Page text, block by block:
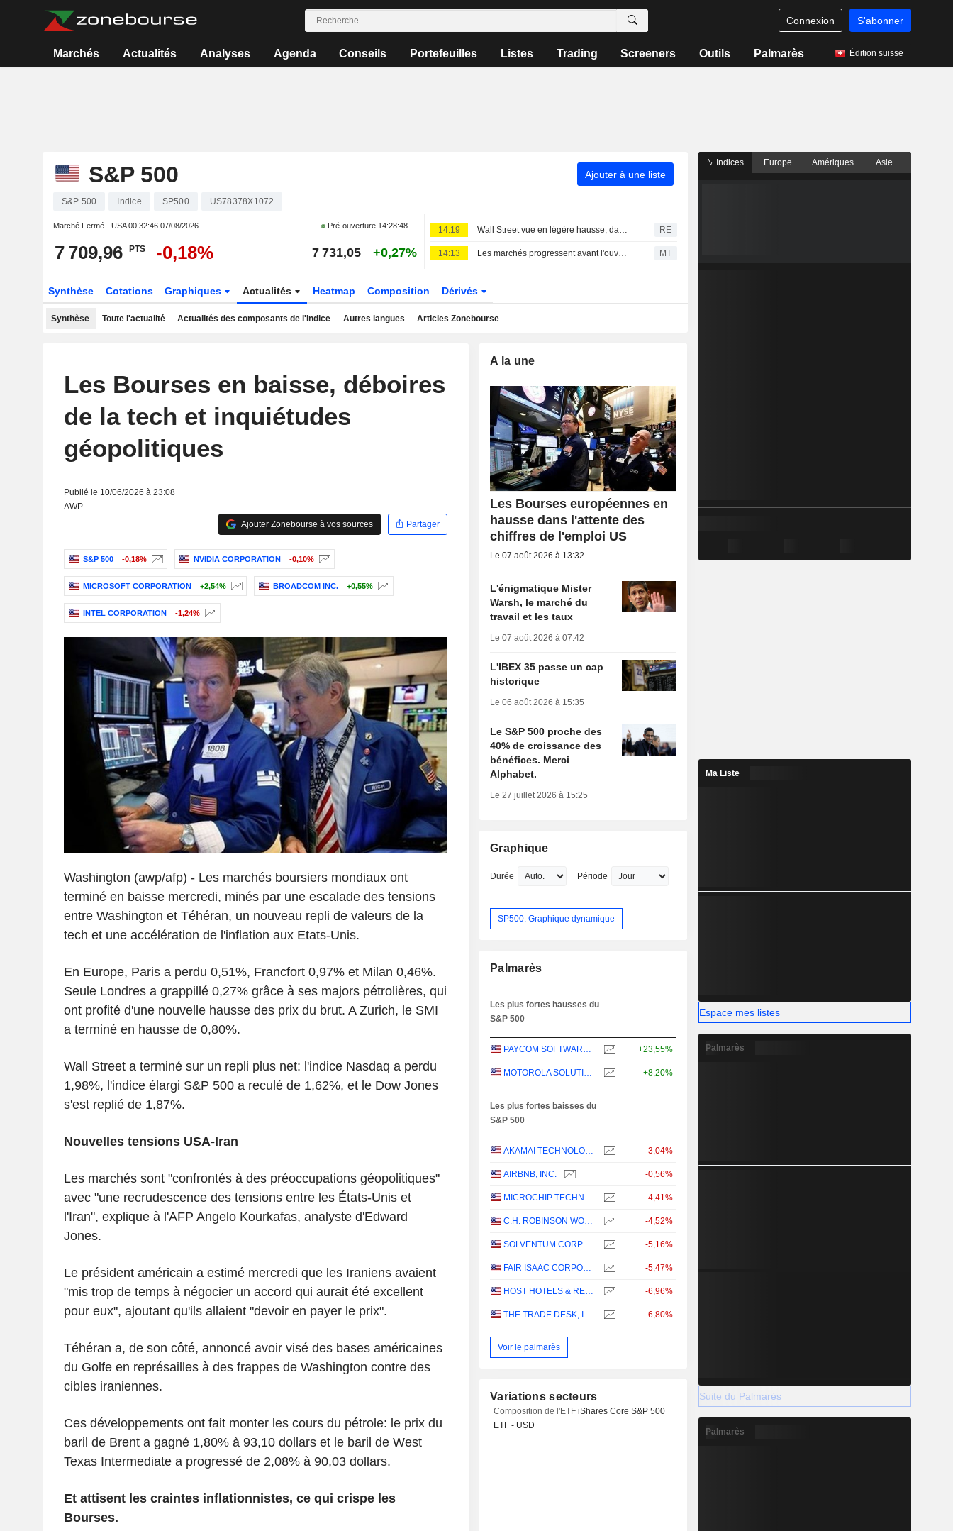
Connexion S'abonner
Marchés Actualités Analyses Agenda Conseils Portefeuilles Listes Trading Screeners Outils Palmarès Édition suisse
S&P 500 Ajouter à une liste
S&P 500 Indice SP500 US78378X1072
Marché Fermé - USA00:32:46 07/08/2026 Pré-ouverture 14:28:48
7 709,96 PTS -0,18% 7 731,05 +0,27%
14:19 Wall Street vue en légère hausse, dans l'attente du rapport sur l'emploi RE
14:13 Les marchés progressent avant l'ouverture dans l'attente du rapport sur l'emploi ; les investisseurs évaluent le projet iranien pour le détroit d'Ormuz MT
Synthèse Cotations Graphiques Actualités Heatmap Composition Dérivés
Synthèse Toute l'actualité Actualités des composants de l'indice Autres langues Articles Zonebourse
Les Bourses en baisse, déboires
de la tech et inquiétudes
géopolitiques
Publié le 10/06/2026 à 23:08
AWP
Ajouter Zonebourse à vos sources
Partager
S&P 500 -0,18% NVIDIA CORPORATION -0,10%
MICROSOFT CORPORATION +2,54% BROADCOM INC. +0,55%
INTEL CORPORATION -1,24%
Washington (awp/afp) - Les marchés boursiers mondiaux ont
terminé en baisse mercredi, minés par une escalade des tensions
entre Washington et Téhéran, un nouveau repli de valeurs de la
tech et une accélération de l'inflation aux Etats-Unis.
En Europe, Paris a perdu 0,51%, Francfort 0,97% et Milan 0,46%.
Seule Londres a grappillé 0,27% grâce à ses majors pétrolières, qui
ont profité d'une nouvelle hausse des prix du brut. A Zurich, le SMI
a terminé en hausse de 0,80%.
Wall Street a terminé sur un repli plus net: l'indice Nasdaq a perdu
1,98%, l'indice élargi S&P 500 a reculé de 1,62%, et le Dow Jones
s'est replié de 1,87%.
Nouvelles tensions USA-Iran
Les marchés sont "confrontés à des préoccupations géopolitiques"
avec "une recrudescence des tensions entre les États-Unis et
l'Iran", explique à l'AFP Angelo Kourkafas, analyste d'Edward
Jones.
Le président américain a estimé mercredi que les Iraniens avaient
"mis trop de temps à négocier un accord qui aurait été excellent
pour eux", ajoutant qu'ils allaient "devoir en payer le prix".
Téhéran a, de son côté, annoncé avoir visé des bases américaines
du Golfe en représailles à des frappes de Washington contre des
cibles iraniennes.
Ces développements ont fait monter les cours du pétrole: le prix du
baril de Brent a gagné 1,80% à 93,10 dollars et le baril de West
Texas Intermediate a progressé de 2,08% à 90,03 dollars.
Et attisent les craintes inflationnistes, ce qui crispe les
Bourses.
A la une
Les Bourses européennes en
hausse dans l'attente des
chiffres de l'emploi US
Le 07 août 2026 à 13:32
L'énigmatique Mister
Warsh, le marché du
travail et les taux
Le 07 août 2026 à 07:42
L'IBEX 35 passe un cap
historique
Le 06 août 2026 à 15:35
Le S&P 500 proche des
40% de croissance des
bénéfices. Merci
Alphabet.
Le 27 juillet 2026 à 15:25
Graphique
Durée Période
SP500: Graphique dynamique
Palmarès
Les plus fortes hausses du
S&P 500
PAYCOM SOFTWARE, INC. +23,55%
MOTOROLA SOLUTIONS, INC. +8,20%
Les plus fortes baisses du
S&P 500
AKAMAI TECHNOLOGIES, INC. -3,04%
AIRBNB, INC. -0,56%
MICROCHIP TECHNOLOGY INCORPORATED -4,41%
C.H. ROBINSON WORLDWIDE, INC. -4,52%
SOLVENTUM CORPORATION -5,16%
FAIR ISAAC CORPORATION -5,47%
HOST HOTELS & RESORTS, INC. -6,96%
THE TRADE DESK, INC. -6,80%
Voir le palmarès
Variations secteurs
Composition de l'ETFiShares Core S&P 500
ETF - USD
Indices Europe Amériques Asie
Ma Liste
Espace mes listes
Palmarès
Suite du Palmarès
Palmarès